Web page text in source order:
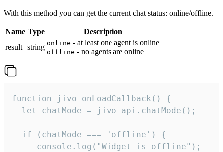
With this method you can get the current chat status: online/offline.
Name Type
Description
result string online - at least one agent is online
offline - no agents are online
function jivo_onLoadCallback() {
  let chatMode = jivo_api.chatMode();
  if (chatMode === 'offline') {
     console.log("Widget is offline");